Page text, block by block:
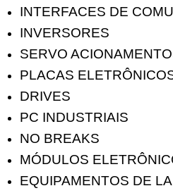
INTERFACES DE
INVERSORES
SERVO
PLACAS
DRIVES
PC INDUSTRIAIS
NO BREAKS
MÓDULOS
EQUIPAMENTOS DE